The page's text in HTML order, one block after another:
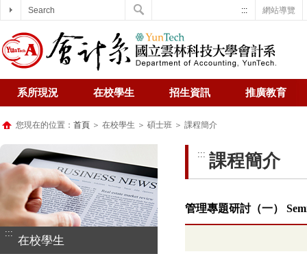
網站導覽
:::
系所現況 在校學生 招生資訊 推廣教育
您現在的位置： 首頁 ＞ 在校學生 ＞ 碩士班 ＞ 課程簡介
:::
在校學生
::: 課程簡介
管理專題研討（一）
Search